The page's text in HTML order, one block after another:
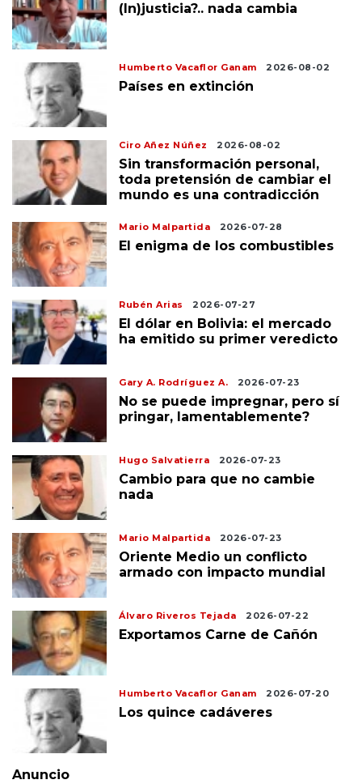
(In)justicia?.. nada cambia
Humberto Vacaflor Ganam 2026-08-02
Países en extinción
Ciro Añez Núñez 2026-08-02
Sin transformación personal,
toda pretensión de cambiar el
mundo es una contradicción
Mario Malpartida 2026-07-28
El enigma de los combustibles
Rubén Arias 2026-07-27
El dólar en Bolivia: el mercado
ha emitido su primer veredicto
Gary A. Rodríguez A. 2026-07-23
No se puede impregnar, pero sí
pringar, lamentablemente?
Hugo Salvatierra 2026-07-23
Cambio para que no cambie
nada
Mario Malpartida 2026-07-23
Oriente Medio un conflicto
armado con impacto mundial
Álvaro Riveros Tejada 2026-07-22
Exportamos Carne de Cañón
Humberto Vacaflor Ganam 2026-07-20
Los quince cadáveres
Anuncio